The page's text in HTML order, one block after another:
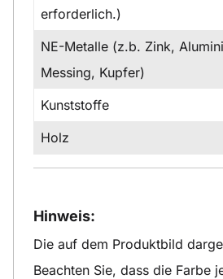
erforderlich.)
NE-Metalle (z.b. Zink,
Messing, Kupfer)
Kunststoffe
Holz
Hinweis:
Die auf dem Produktbild
Beachten Sie, dass die Farbe